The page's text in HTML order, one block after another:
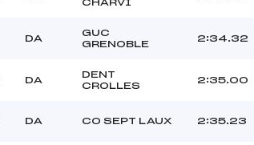
CHARVI
DA
GUC
GRENOBLE
2:34.32
DA
DENT
CROLLES
2:35.00
DA CO SEPT LAUX 2:35.23